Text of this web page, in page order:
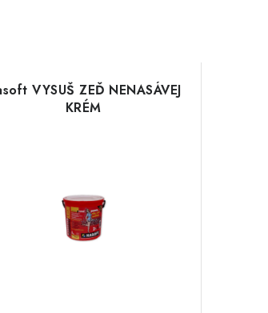
VYSUŠ ZEĎ NENASÁVEJ
KRÉM